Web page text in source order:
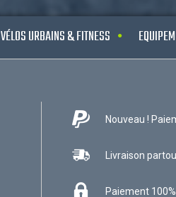
VÉLOS URBAINS & FITNESS
Nouveau !
Livraison
Paiement